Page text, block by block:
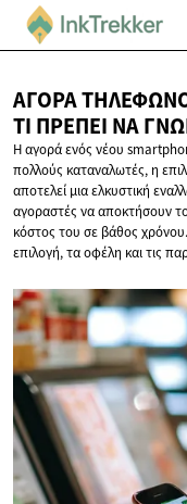
ΑΓΟΡΆ
ΤΙ ΠΡΈΠΕΙ ΝΑ
Η αγορά ενός νέου
πολλούς καταναλωτές, η
αποτελεί μια ελκυστική
αγοραστές να αποκτήσουν
κόστος του σε βάθος
επιλογή, τα οφέλη και τις